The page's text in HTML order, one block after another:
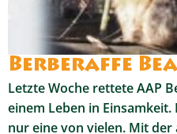
Berberaffe
Letzte Woche rettete AAP
einem Leben in
nur eine von vielen. Mit